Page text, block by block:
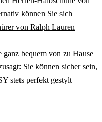
können Sie sich
von Ralph Lauren
ganz bequem von zu Hause
Sie können sicher sein,
stets perfekt gestylt